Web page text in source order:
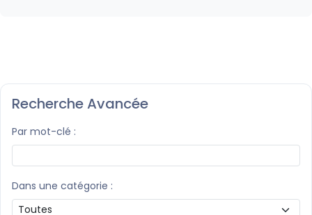
Recherche Avancée
Par mot-clé :
Dans une catégorie :